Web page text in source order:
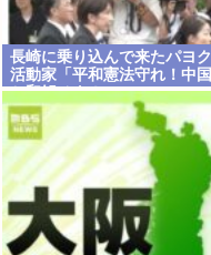
長崎に乗り込んで来たパヨク
活動家「平和憲法守れ！中国
と和解せよ！」